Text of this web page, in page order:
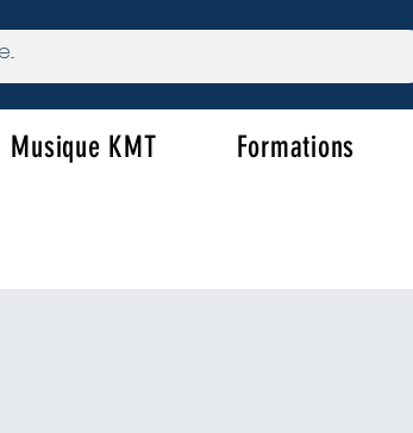
Musique KMT Formations